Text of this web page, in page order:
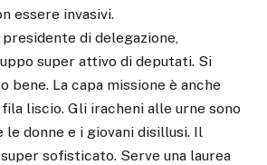
essere invasivi.
di delegazione,
super attivo di deputati. Si
bene. La capa missione è anche
liscio. Gli iracheni alle urne sono
le donne e i giovani disillusi. Il
sofisticato. Serve una laurea